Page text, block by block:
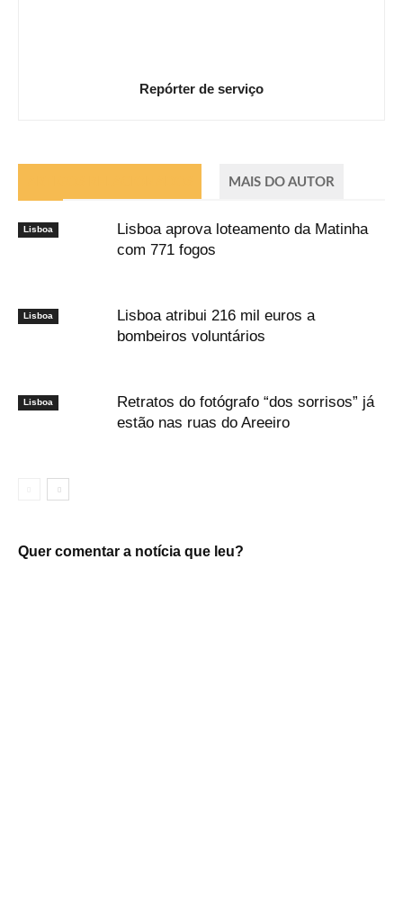
Repórter de serviço
MAIS DO AUTOR
Lisboa
Lisboa aprova loteamento da Matinha
com 771 fogos
Lisboa
Lisboa atribui 216 mil euros a
bombeiros voluntários
Lisboa
Retratos do fotógrafo “dos sorrisos” já
estão nas ruas do Areeiro
Quer comentar a notícia que leu?